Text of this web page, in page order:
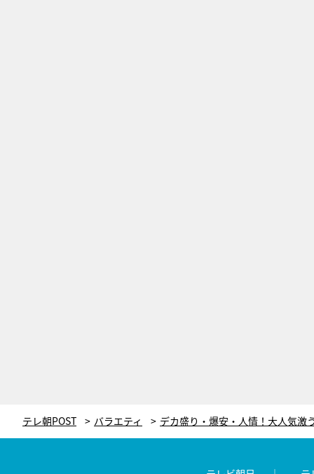
テレ朝POST バラエティ